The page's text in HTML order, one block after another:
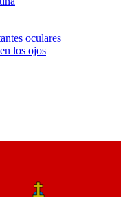
oculares
los ojos